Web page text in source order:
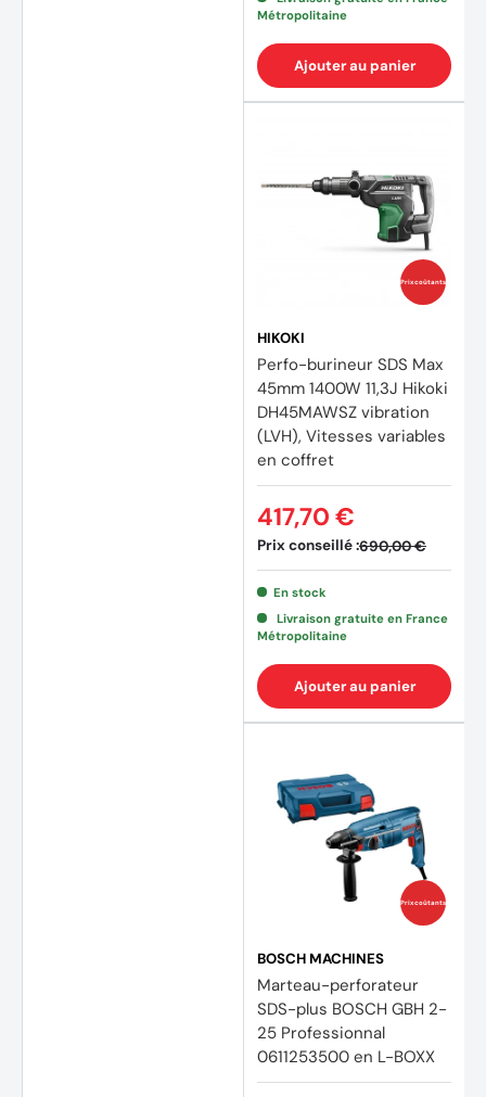
Métropolitaine
Ajouter au panier
Prix coûtants
HIKOKI
Perfo-burineur SDS Max
45mm 1400W 11,3J Hikoki
DH45MAWSZ vibration
(LVH), Vitesses variables
en coffret
Prix conseillé :690,00 €
417,70 €
En stock
Livraison gratuite en France
Métropolitaine
Ajouter au panier
Prix coûtants
BOSCH MACHINES
Marteau-perforateur
SDS-plus BOSCH GBH 2-
25 Professionnal
0611253500 en L-BOXX